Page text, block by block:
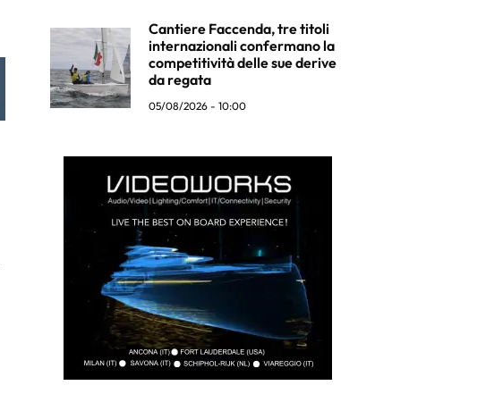
Cantiere Faccenda, tre titoli
internazionali confermano la
competitività delle sue derive
da regata
05/08/2026 - 10:00